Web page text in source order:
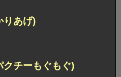
あげ)
チーもぐもぐ)